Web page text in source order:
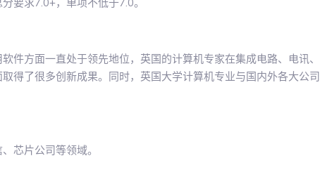
件方面一直处于领先地位，英国的计算机专家在集成电路、电讯、
得了很多创新成果。同时，英国大学计算机专业与国内外各大公司
芯片公司等领域。